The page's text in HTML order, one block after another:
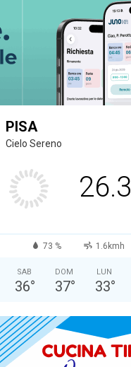
PISA
Cielo Sereno
26.3
73 % 1.6kmh
SAB
36°
DOM
37°
LUN
33°